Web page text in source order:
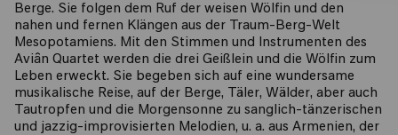
Berge. Sie folgen dem Ruf der weisen Wölfin und den
nahen und fernen Klängen aus der Traum-Berg-Welt
Mesopotamiens. Mit den Stimmen und Instrumenten des
Aviân Quartet werden die drei Geißlein und die Wölfin zum
Leben erweckt. Sie begeben sich auf eine wundersame
musikalische Reise, auf der Berge, Täler, Wälder, aber auch
Tautropfen und die Morgensonne zu sanglich-tänzerischen
und jazzig-improvisierten Melodien, u. a. aus Armenien, der